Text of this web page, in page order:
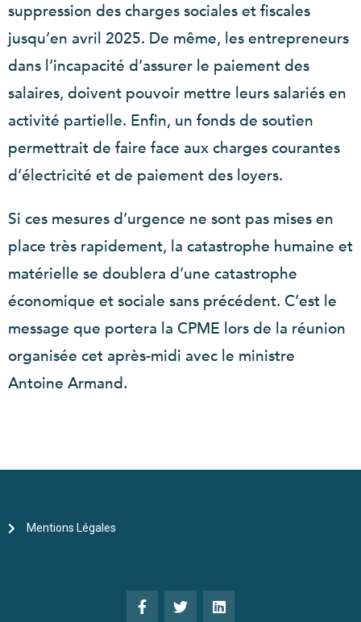
suppression des charges sociales et fiscales
jusqu’en avril 2025. De même, les entrepreneurs
dans l’incapacité d’assurer le paiement des
salaires, doivent pouvoir mettre leurs salariés en
activité partielle. Enfin, un fonds de soutien
permettrait de faire face aux charges courantes
d’électricité et de paiement des loyers.
Si ces mesures d’urgence ne sont pas mises en
place très rapidement, la catastrophe humaine et
matérielle se doublera d’une catastrophe
économique et sociale sans précédent. C’est le
message que portera la CPME lors de la réunion
organisée cet après-midi avec le ministre
Antoine Armand.
Mentions Légales